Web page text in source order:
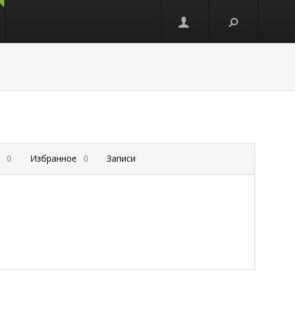
0 Избранное 0 Записи